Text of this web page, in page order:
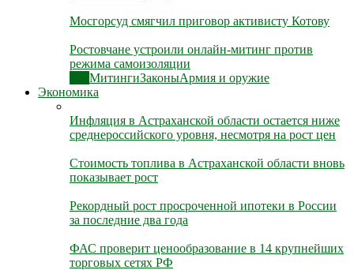
Мосгорсуд смягчил приговор активисту Котову
Ростовчане устроили онлайн-митинг против
режима самоизоляции
МитингиЗаконыАрмия и оружие
Экономика
Инфляция в Астраханской области остается ниже
среднероссийского уровня, несмотря на рост цен
Стоимость топлива в Астраханской области вновь
показывает рост
Рекордный рост просроченной ипотеки в России
за последние два года
ФАС проверит ценообразование в 14 крупнейших
торговых сетях РФ